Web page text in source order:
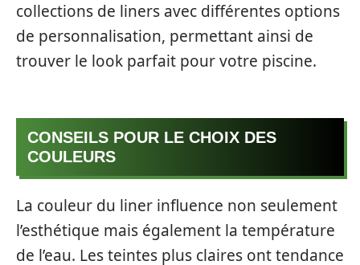
collections de liners avec différentes options
de personnalisation, permettant ainsi de
trouver le look parfait pour votre piscine.
CONSEILS POUR LE CHOIX DES
COULEURS
La couleur du liner influence non seulement
l’esthétique mais également la température
de l’eau. Les teintes plus claires ont tendance